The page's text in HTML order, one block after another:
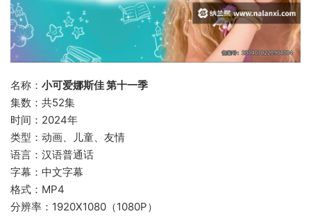
名称： 小可爱娜斯佳 第十一季
集数：共52集
时间：2024年
类型：动画、儿童、友情
语言：汉语普通话
字幕：中文字幕
格式：MP4
分辨率：1920X1080（1080P）